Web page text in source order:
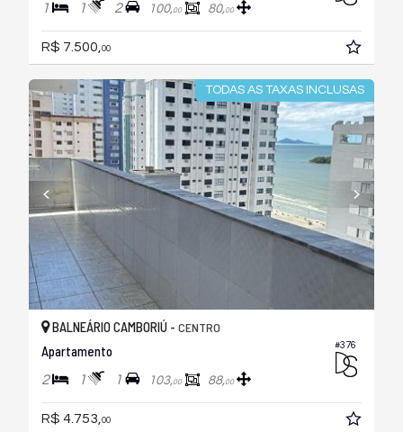
1 1 2 100,00 80,00
R$ 7.500, 00
TODAS AS TAXAS INCLUSAS
#376
BALNEÁRIO CAMBORIÚ - CENTRO
Apartamento
2 1 1 103,00 88,00
R$ 4.753, 00